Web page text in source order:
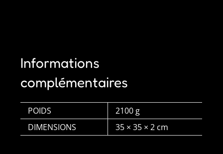
Informations
complémentaires
POIDS
2100 g
DIMENSIONS
35 × 35 × 2 cm